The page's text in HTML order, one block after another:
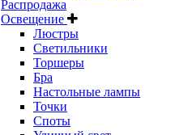
Распродажа
Освещение
Люстры
Светильники
Торшеры
Бра
Настольные лампы
Точки
Споты